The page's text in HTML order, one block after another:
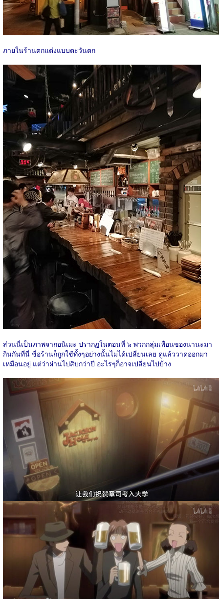
ภายในร้านตกแต่งแบบตะวันตก
ส่วนนี่เป็นภาพจากอนิเมะ ปรากฏในตอนที่ ๖ พวกกลุ่มเพื่อนของนานะมา
กินกันที่นี่ ชื่อร้านก็ถูกใช้ทั้งๆอย่างนั้นไม่ได้เปลี่ยนเลย ดูแล้ววาดออกมา
เหมือนอยู่ แต่ว่าผ่านไปสิบกว่าปี อะไรๆก็อาจเปลี่ยนไปบ้าง